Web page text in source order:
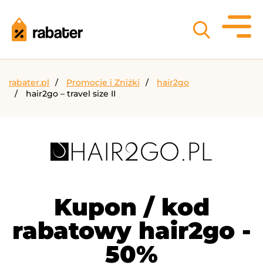
rabater.pl Promocje i Zniżki
hair2go
hair2go – travel size II
Kupon / kod
rabatowy hair2go -
50%